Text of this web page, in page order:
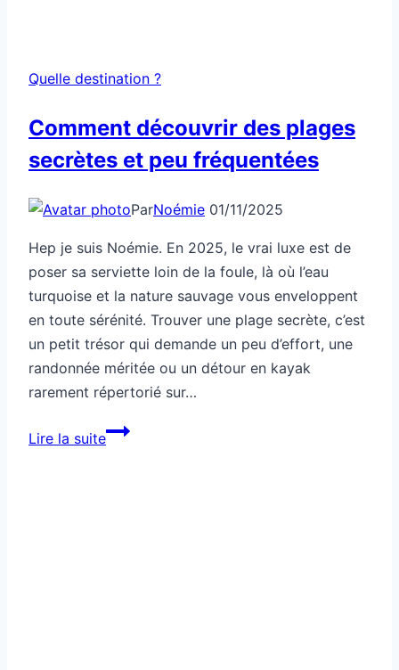
Quelle destination ?
Comment découvrir des plages
secrètes et peu fréquentées
ParNoémie 01/11/2025
Hep je suis Noémie. En 2025, le vrai luxe est de
poser sa serviette loin de la foule, là où l’eau
turquoise et la nature sauvage vous enveloppent
en toute sérénité. Trouver une plage secrète, c’est
un petit trésor qui demande un peu d’effort, une
randonnée méritée ou un détour en kayak
rarement répertorié sur…
Lire la suiteComment